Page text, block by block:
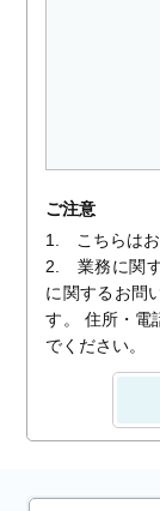
ご注意
1. こちらはお
2. 業務に関す
に関するお問
す。 住所・電
でください。